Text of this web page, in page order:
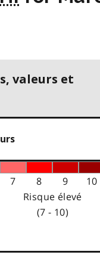
valeurs et
7 8 9
10
Risque élevé
(7 - 10)